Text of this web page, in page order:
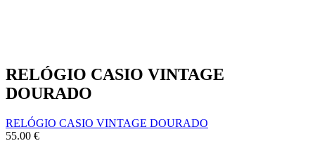
RELÓGIO CASIO VINTAGE
DOURADO
RELÓGIO CASIO VINTAGE DOURADO
55.00 €